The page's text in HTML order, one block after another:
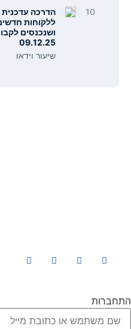
10
הדרכה עדכנית
ללקוחות
ושנכנסים
09.12.25
שיעור וידאו
התחברות